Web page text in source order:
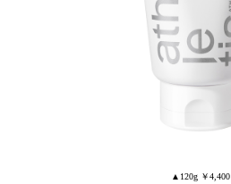
▲120g ￥4,400